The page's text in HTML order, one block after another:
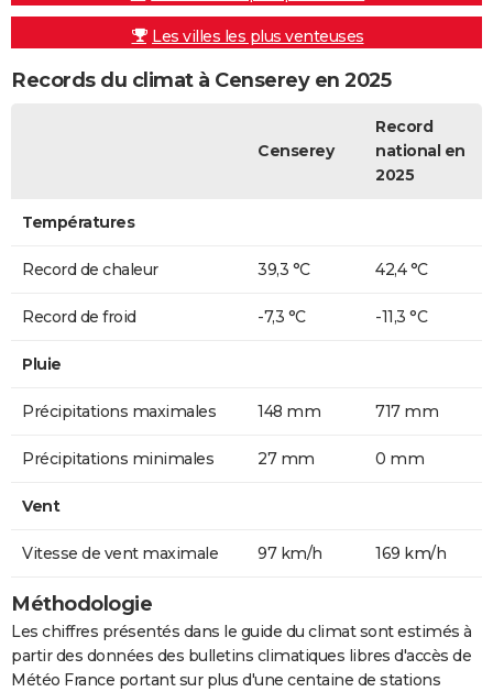
Les villes les plus venteuses
Records du climat à Censerey en 2025
Censerey
Record
national en
2025
Températures
Record de chaleur 39,3 °C 42,4 °C
Record de froid -7,3 °C -11,3 °C
Pluie
Précipitations maximales 148 mm 717 mm
Précipitations minimales 27 mm 0 mm
Vent
Vitesse de vent maximale 97 km/h 169 km/h
Méthodologie
Les chiffres présentés dans le guide du climat sont estimés à
partir des données des bulletins climatiques libres d'accès de
Météo France portant sur plus d'une centaine de stations